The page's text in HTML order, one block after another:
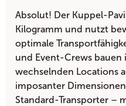
Absolut! Der Kuppel-
Kilogramm und nutzt
optimale
und Event-Crews
wechselnden Locations
imposanter
Standard-Transporter –